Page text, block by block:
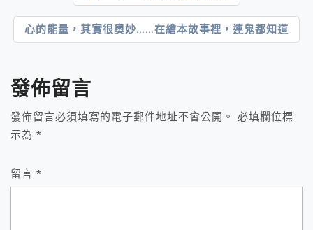
章
導
覽
心的能量，其實很奧妙……在繪本故事裡，連鬼都知道
發佈留言
發佈留言必須填寫的電子郵件地址不會公開。
必填欄位標
示為 *
留言 *